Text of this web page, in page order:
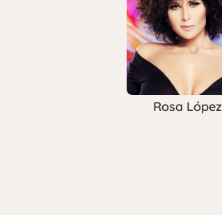
Rosa López